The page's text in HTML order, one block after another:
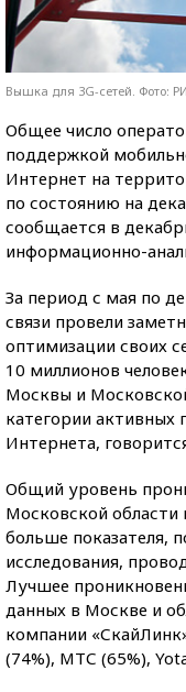
Вышка для 3G-сетей. Фото:
Общее число
поддержкой
Интернет на
по состоянию на
сообщается в
информационно-
За период с мая по
связи провели
оптимизации своих
10 миллионов
Москвы и
категории активных
Интернета,
Общий уровень
Московской области
больше показателя,
исследования,
Лучшее
данных в Москве и
компании
(74%), МТС (65%),